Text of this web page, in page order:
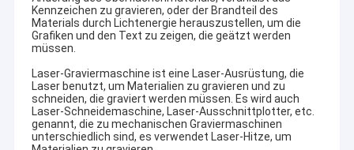
Kennzeichen zu gravieren, oder der Brandteil des
Materials durch Lichtenergie herauszustellen, um die
Grafiken und den Text zu zeigen, die geätzt werden
müssen.
Laser-Graviermaschine ist eine Laser-Ausrüstung, die
Laser benutzt, um Materialien zu gravieren und zu
schneiden, die graviert werden müssen. Es wird auch
Laser-Schneidemaschine, Laser-Ausschnittplotter, etc.
genannt, die zu mechanischen Graviermaschinen
unterschiedlich sind, es verwendet Laser-Hitze, um